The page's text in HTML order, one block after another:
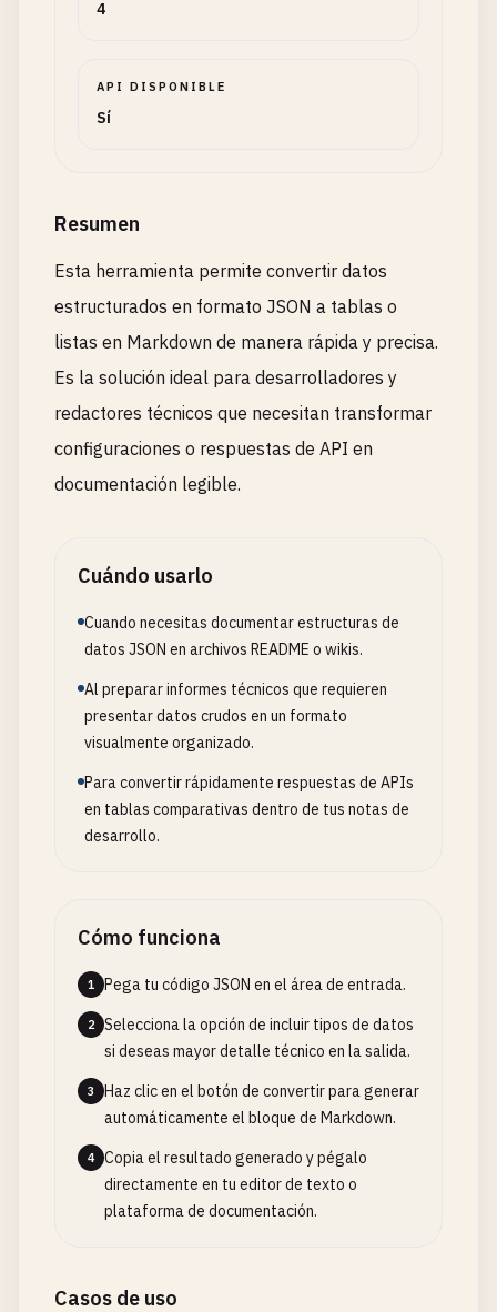
4
API DISPONIBLE
Sí
Resumen
Esta herramienta permite convertir datos
estructurados en formato JSON a tablas o
listas en Markdown de manera rápida y precisa.
Es la solución ideal para desarrolladores y
redactores técnicos que necesitan transformar
configuraciones o respuestas de API en
documentación legible.
Cuándo usarlo
Cuando necesitas documentar estructuras de
datos JSON en archivos README o wikis.
Al preparar informes técnicos que requieren
presentar datos crudos en un formato
visualmente organizado.
Para convertir rápidamente respuestas de APIs
en tablas comparativas dentro de tus notas de
desarrollo.
Cómo funciona
1 Pega tu código JSON en el área de entrada.
2
Selecciona la opción de incluir tipos de datos
si deseas mayor detalle técnico en la salida.
3
Haz clic en el botón de convertir para generar
automáticamente el bloque de Markdown.
4
Copia el resultado generado y pégalo
directamente en tu editor de texto o
plataforma de documentación.
Casos de uso